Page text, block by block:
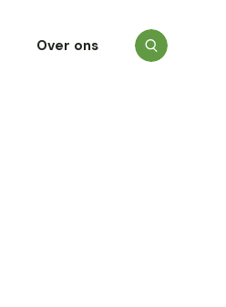
Over ons